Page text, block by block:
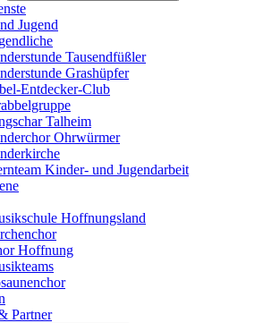
Jugend
Tausendfüßler
Grashüpfer
Entdecker-Club
Talheim
Ohrwürmer
Kinder- und Jugendarbeit
Hoffnungsland
Hoffnung
Partner